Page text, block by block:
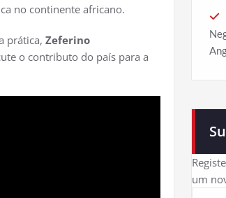
no continente africano.
prática, Zeferino
o contributo do país para a
um